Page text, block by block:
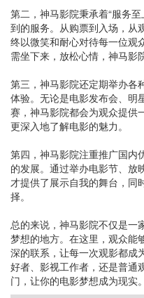
第二，神马影院秉承着“服务
到的服务。从购票到入场，从
终以微笑和耐心对待每一位观
需坐下来，放松心情，神马影
第三，神马影院还定期举办各
体验。无论是电影发布会、明
赛，神马影院都会为观众提供
更深入地了解电影的魅力。
第四，神马影院注重推广国内
的发展。通过举办电影节、放
才提供了展示自我的舞台，同
择。
总的来说，神马影院不仅是一
梦想的地方。在这里，观众能
深的联系，让每一次观影都成
好者、影视工作者，还是普通
门，让你的电影梦想成为现实。